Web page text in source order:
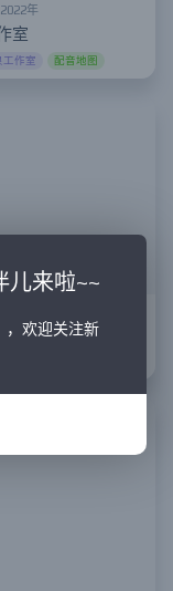
年
室
工作室 配音地图
儿来啦~~
，欢迎关注新